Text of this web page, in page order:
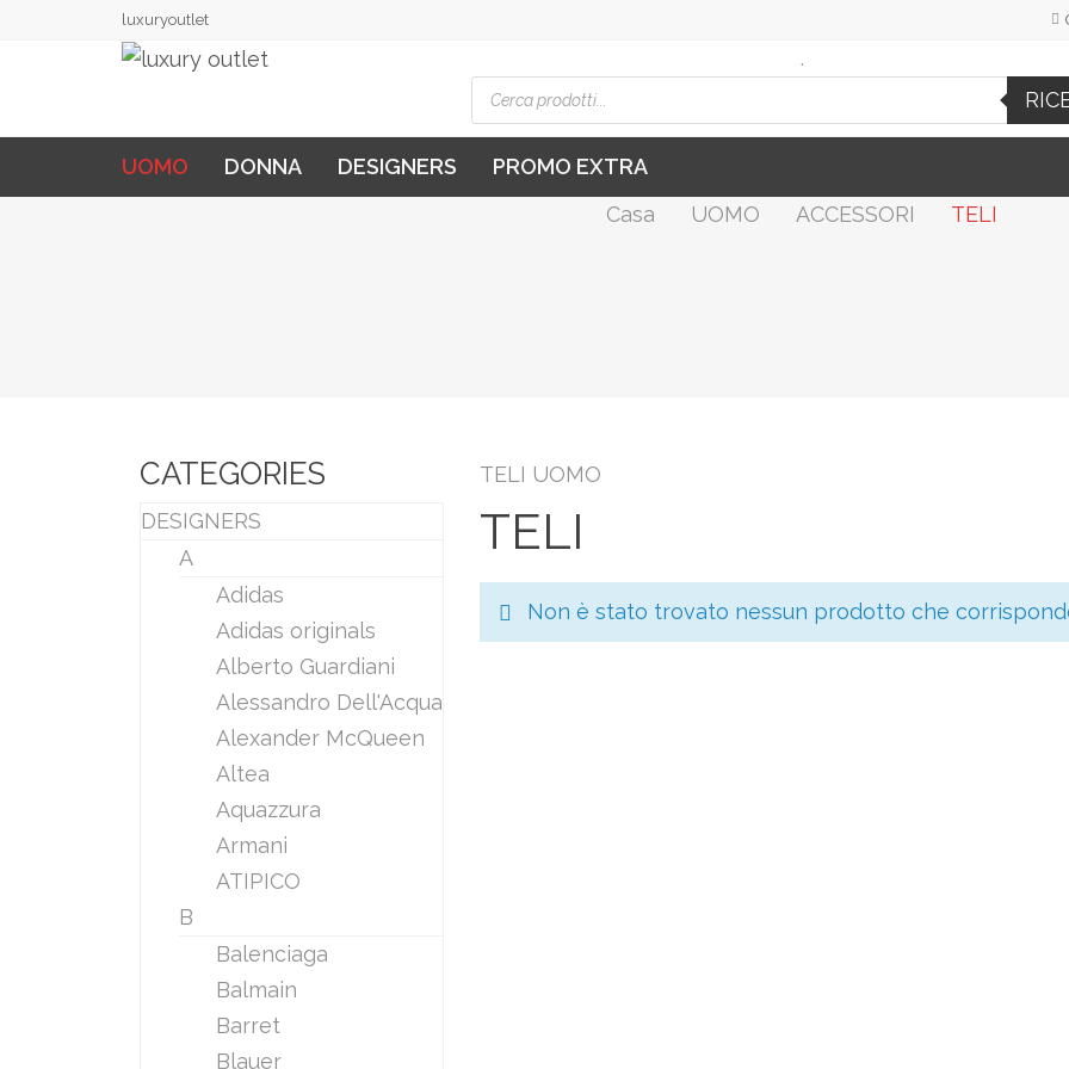
luxuryoutlet
.
Products
search
UOMO DONNA DESIGNERS PROMO EXTRA
Casa
UOMO ACCESSORI TELI
CATEGORIES
DESIGNERS
A
Adidas
Adidas originals
Alberto Guardiani
Alessandro Dell'Acqua
Alexander McQueen
Altea
Aquazzura
Armani
ATIPICO
B
Balenciaga
Balmain
Barret
Blauer
TELI UOMO
TELI
Non è stato trovato nessun prodotto che